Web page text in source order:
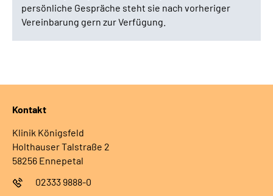
persönliche Gespräche steht sie nach vorheriger
Vereinbarung gern zur Verfügung.
Kontakt
Klinik Königsfeld
Holthauser Talstraße 2
58256 Ennepetal
02333 9888-0